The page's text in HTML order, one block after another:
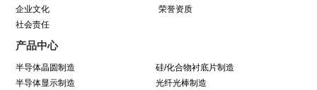
学芯谱理念 做靠谱者--中巨芯靠谱文化宣讲月活
动圆满收官
企业文化
荣誉资质
社会责任
产品中心
半导体晶圆制造
硅/化合物衬底片制造
半导体显示制造
光纤光棒制造